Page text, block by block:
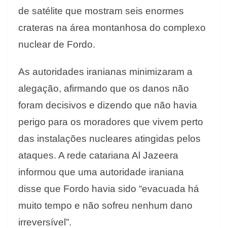
de satélite que mostram seis enormes
crateras na área montanhosa do complexo
nuclear de Fordo.
As autoridades iranianas minimizaram a
alegação, afirmando que os danos não
foram decisivos e dizendo que não havia
perigo para os moradores que vivem perto
das instalações nucleares atingidas pelos
ataques. A rede catariana Al Jazeera
informou que uma autoridade iraniana
disse que Fordo havia sido “evacuada há
muito tempo e não sofreu nenhum dano
irreversível”.